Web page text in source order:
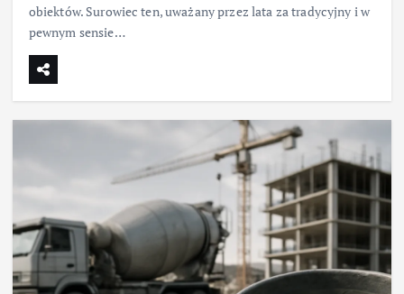
obiektów. Surowiec ten, uważany przez lata za tradycyjny i w
pewnym sensie…